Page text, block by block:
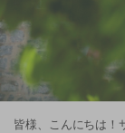
皆様、こんにちは！